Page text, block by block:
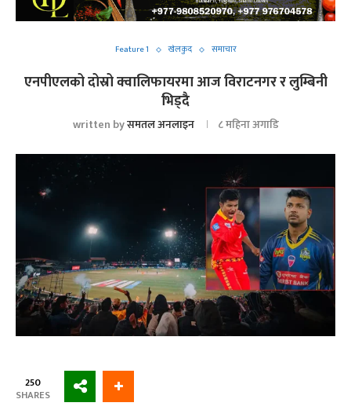
Feature 1 खेलकुद समाचार
एनपीएलको दोस्रो क्वालिफायरमा आज विराटनगर र लुम्बिनी
भिड्दै
written byसमतल अनलाइन ८ महिना अगाडि
250
SHARES